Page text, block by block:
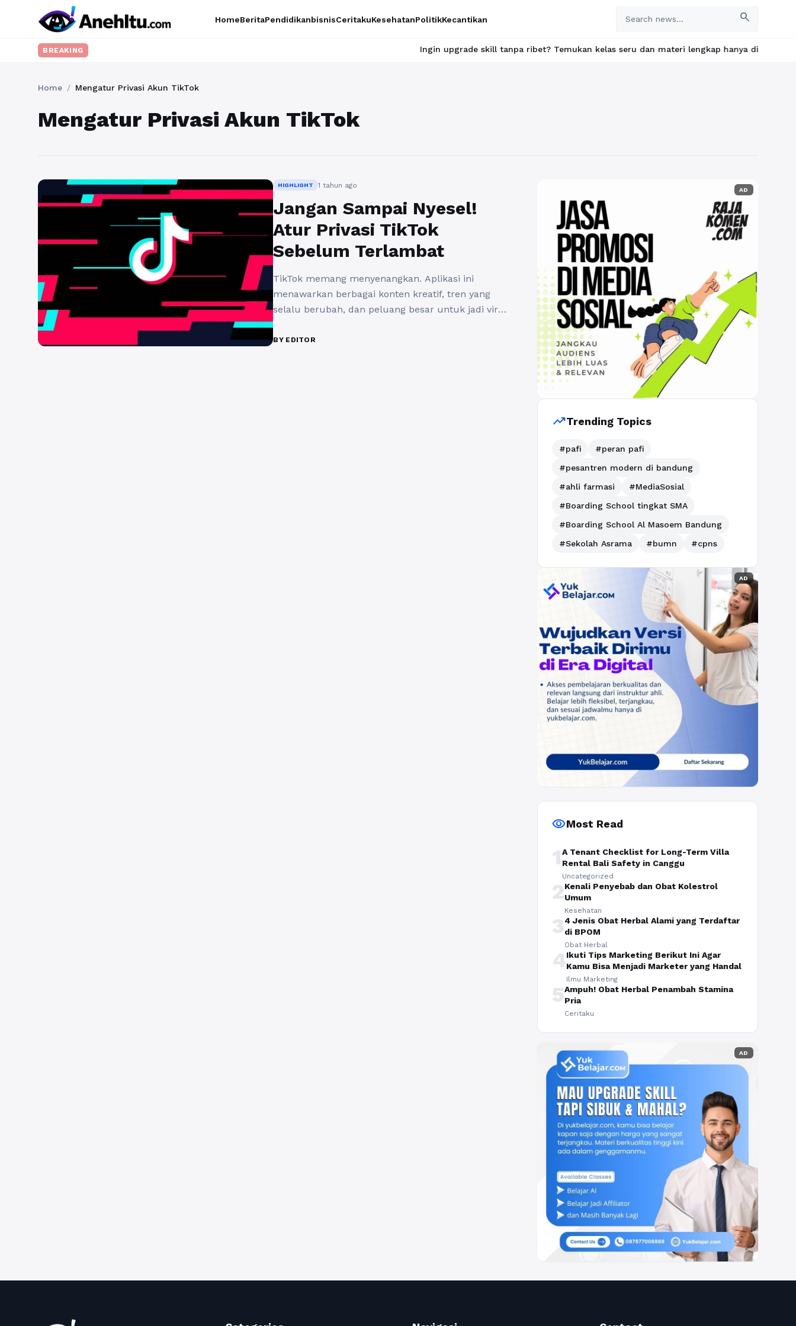
HomeBeritaPendidikanbisnisCeritakuKesehatanPolitikKecantikan search
BREAKING Ingin upgrade skill tanpa ribet? Temukan kelas seru dan materi lengkap hanya di
Home / Mengatur Privasi Akun TikTok
Mengatur Privasi Akun TikTok
HIGHLIGHT 1 tahun ago
Jangan Sampai Nyesel!
Atur Privasi TikTok
Sebelum Terlambat
TikTok memang menyenangkan. Aplikasi ini
menawarkan berbagai konten kreatif, tren yang
selalu berubah, dan peluang besar untuk jadi viral
itu, ada sisi lain yang tidak boleh diabaikan: privasi.
BY EDITOR
AD
trending_upTrending Topics
#pafi
#peran pafi
#pesantren modern di bandung
#ahli farmasi
#MediaSosial
#Boarding School tingkat SMA
#Boarding School Al Masoem Bandung
#Sekolah Asrama
#bumn #cpns
AD
visibilityMost Read
1A Tenant Checklist for Long-Term Villa
Rental Bali Safety in Canggu
Uncategorized
2Kenali Penyebab dan Obat Kolestrol
Umum
Kesehatan
34 Jenis Obat Herbal Alami yang Terdaftar
di BPOM
Obat Herbal
4Ikuti Tips Marketing Berikut Ini Agar
Kamu Bisa Menjadi Marketer yang Handal
Ilmu Marketing
5Ampuh! Obat Herbal Penambah Stamina
Pria
Ceritaku
AD